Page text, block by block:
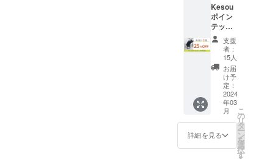
の再交
換・返
品は
承って
おりま
せん。
交換は
原則サ
イズ交
換のみ
承りま
す。 ※
返品・
交換は
商品到
着後14
日間以
内・室
内での
利用の
み無料
情勢の
影響等
によ
り、お
届け時
期に遅
れが発
生する
可能性
がござ
いま
す。 ※
ができ
たカ
送付い
たしま
す。 ※
メッ
セージ
受信
後、1週
間以内
に回答
をお願
いいた
しま
た、こ
ちらの
くメッ
セージ
より、
アン
ケート
にて支
援ID・
ラー・
サイズ
等の入
力をお
願いい
たしま
円→早
割価格
9600
円】 ・
お届け
予定：3
月下旬
・オプ
ション
にてサ
イズを
ご選択
くださ
い。サ
Kesou
ポイン
テッド
トゥパ
ンプス
ネイ
ビー1足
・先着
15様限
定！販
売予定
価格よ
り
25%OF
F パン
プス
支援
者：
15人
お届
け予
定：
2024
年03
月
詳細を見る
こ
の
リ
タ
ー
ン
を
選
択
す